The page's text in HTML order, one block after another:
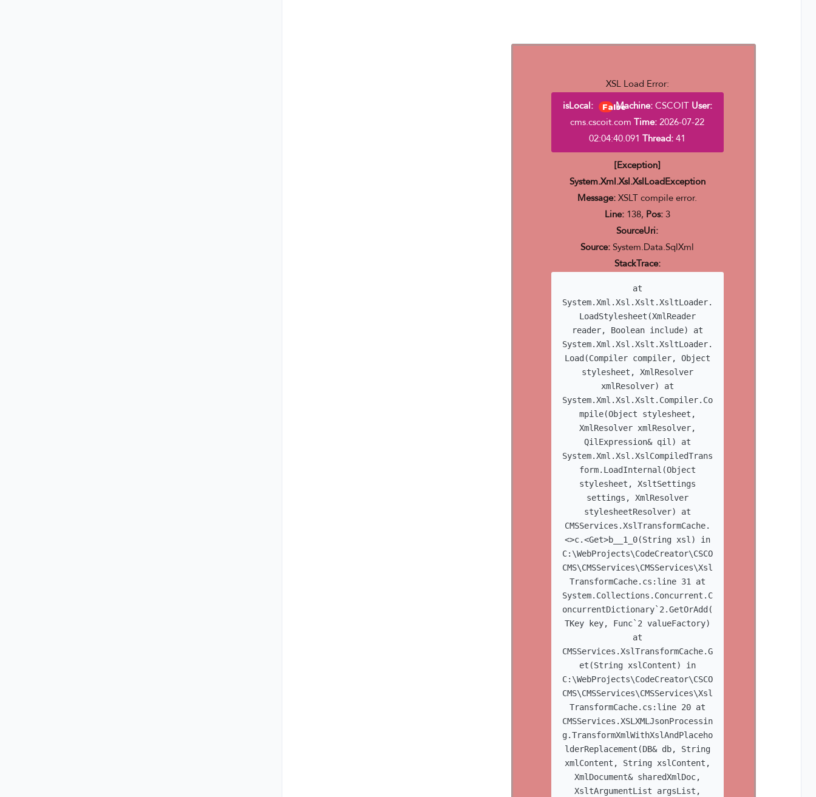
XSL Load Error:
isLocal:
FalseMachine:CSCOITUser:
cms.cscoit.comTime:2026-07-22
02:04:40.091Thread:41
[Exception]
System.Xml.Xsl.XslLoadException
Message:XSLT compile error.
Line:138, Pos:3
SourceUri:
Source:System.Data.SqlXml
StackTrace:
at
System.Xml.Xsl.Xslt.XsltLoader.
LoadStylesheet(XmlReader
reader, Boolean include) at
System.Xml.Xsl.Xslt.XsltLoader.
Load(Compiler compiler, Object
stylesheet, XmlResolver
xmlResolver) at
System.Xml.Xsl.Xslt.Compiler.Co
mpile(Object stylesheet,
XmlResolver xmlResolver,
QilExpression& qil) at
System.Xml.Xsl.XslCompiledTrans
form.LoadInternal(Object
stylesheet, XsltSettings
settings, XmlResolver
stylesheetResolver) at
CMSServices.XslTransformCache.
<>c.<Get>b__1_0(String xsl) in
C:\WebProjects\CodeCreator\CSCO
CMS\CMSServices\CMSServices\Xsl
TransformCache.cs:line 31 at
System.Collections.Concurrent.C
oncurrentDictionary`2.GetOrAdd(
TKey key, Func`2 valueFactory)
at
CMSServices.XslTransformCache.G
et(String xslContent) in
C:\WebProjects\CodeCreator\CSCO
CMS\CMSServices\CMSServices\Xsl
TransformCache.cs:line 20 at
CMSServices.XSLXMLJsonProcessin
g.TransformXmlWithXslAndPlaceho
lderReplacement(DB& db, String
xmlContent, String xslContent,
XmlDocument& sharedXmlDoc,
XsltArgumentList argsList,